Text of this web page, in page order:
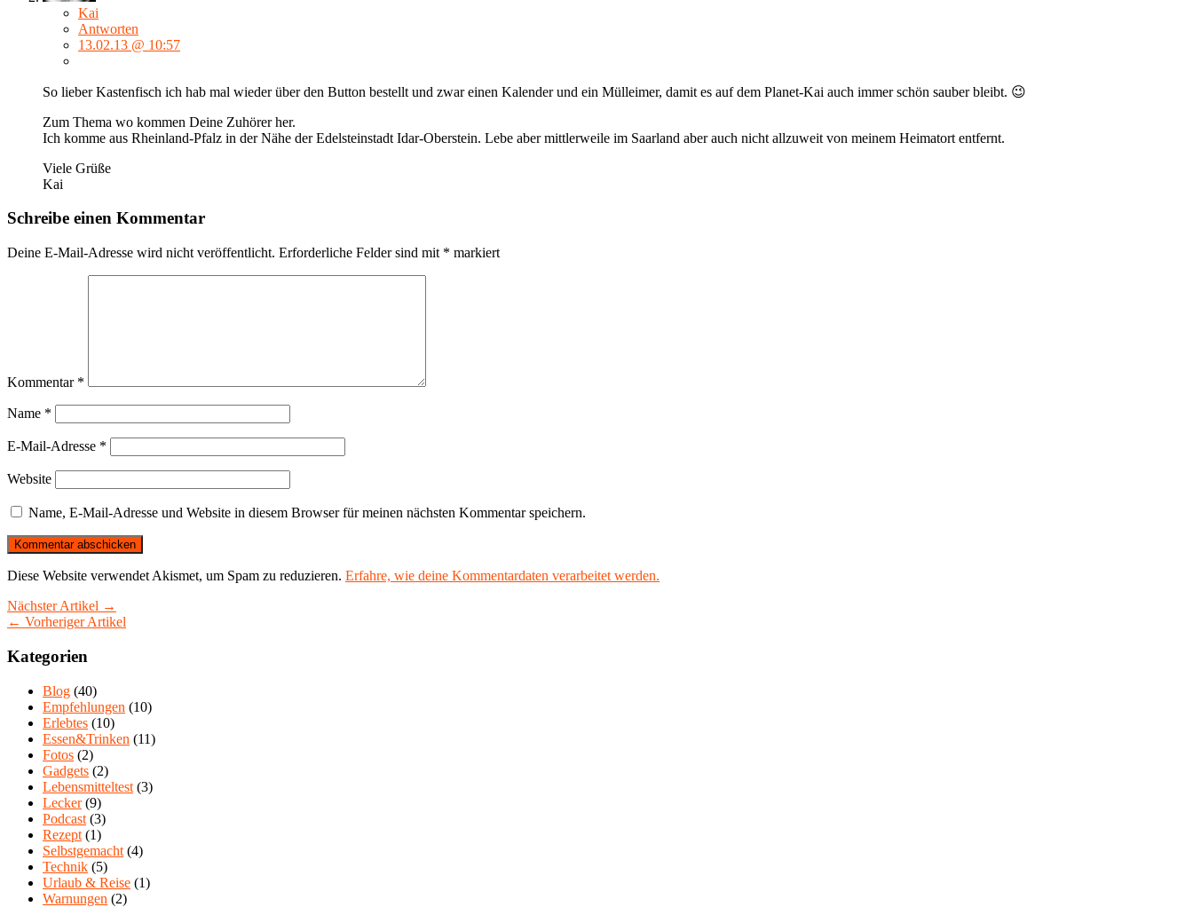
Kai
Antworten
13.02.13 @ 10:57
So lieber Kastenfisch ich hab mal wieder über den Button bestellt und zwar einen Kalender und ein Mülleimer, damit es auf dem Planet-Kai auch immer schön sauber bleibt. 😉
Zum Thema wo kommen Deine Zuhörer her.
Ich komme aus Rheinland-Pfalz in der Nähe der Edelsteinstadt Idar-Oberstein. Lebe aber mittlerweile im Saarland aber auch nicht allzuweit von meinem Heimatort entfernt.
Viele Grüße
Kai
Schreibe einen Kommentar
Deine E-Mail-Adresse wird nicht veröffentlicht. Erforderliche Felder sind mit * markiert
Kommentar *
Name *
E-Mail-Adresse *
Website
Name, E-Mail-Adresse und Website in diesem Browser für meinen nächsten Kommentar speichern.
Diese Website verwendet Akismet, um Spam zu reduzieren. Erfahre, wie deine Kommentardaten verarbeitet werden.
Nächster Artikel →
← Vorheriger Artikel
Kategorien
Blog (40)
Empfehlungen (10)
Erlebtes (10)
Essen&Trinken (11)
Fotos (2)
Gadgets (2)
Lebensmitteltest (3)
Lecker(9)
Podcast (3)
Rezept (1)
Selbstgemacht (4)
Technik (5)
Urlaub & Reise (1)
Warnungen (2)